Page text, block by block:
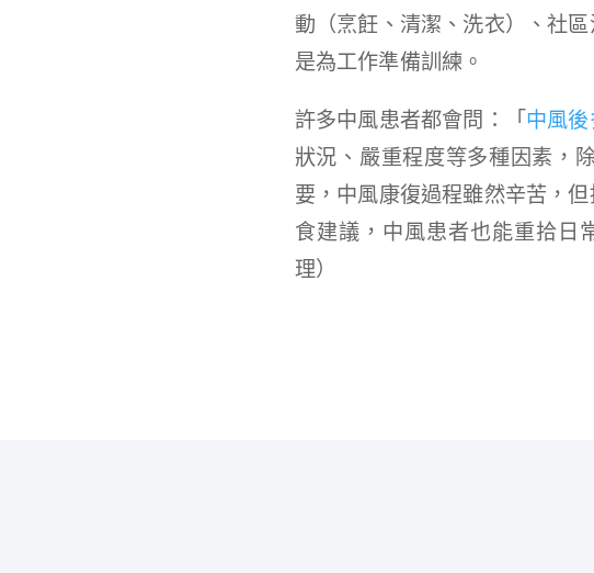
動（烹飪、清潔、洗衣）、社
是為工作準備訓練。
許多中風患者都會問：「 中風
狀況、嚴重程度等多種因素，
要，中風康復過程雖然辛苦，
食建議，中風患者也能重拾日
理）